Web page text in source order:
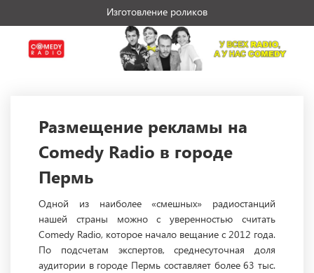
Изготовление роликов
Размещение рекламы на
Comedy Radio в городе
Пермь
Одной из наиболее «смешных» радиостанций
нашей страны можно с уверенностью считать
Comedy Radio, которое начало вещание с 2012 года.
По подсчетам экспертов, среднесуточная доля
аудитории в городе Пермь составляет более 63 тыс.